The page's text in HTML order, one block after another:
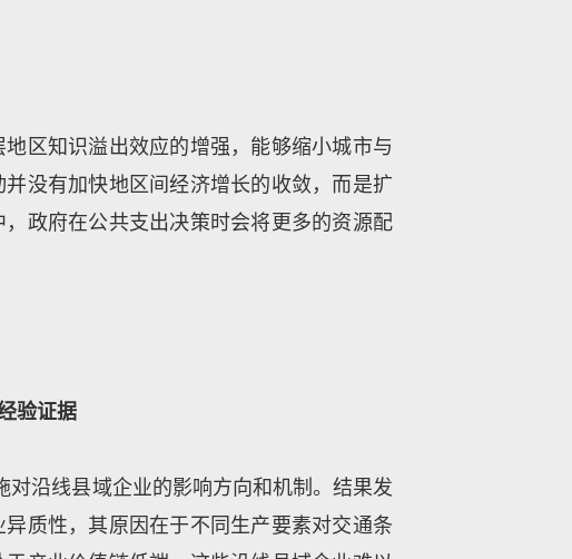
区知识溢出效应的增强，能够缩小城市与
没有加快地区间经济增长的收敛，而是扩
政府在公共支出决策时会将更多的资源配
验证据
对沿线县域企业的影响方向和机制。结果发
质性，其原因在于不同生产要素对交通条